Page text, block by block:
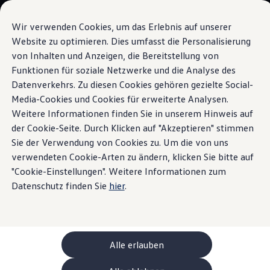
Wir verwenden Cookies, um das Erlebnis auf unserer
Website zu optimieren. Dies umfasst die Personalisierung
von Inhalten und Anzeigen, die Bereitstellung von
Funktionen für soziale Netzwerke und die Analyse des
Datenverkehrs. Zu diesen Cookies gehören gezielte Social-
Media-Cookies und Cookies für erweiterte Analysen.
Weitere Informationen finden Sie in unserem Hinweis auf
der Cookie-Seite. Durch Klicken auf "Akzeptieren" stimmen
Sie der Verwendung von Cookies zu. Um die von uns
verwendeten Cookie-Arten zu ändern, klicken Sie bitte auf
"Cookie-Einstellungen". Weitere Informationen zum
Datenschutz finden Sie hier.
Alle erlauben
Zum
Hauptinhalt
springen
Zum
Footer
springen
Ihre Konfiguration
Sondermodelle UNITED
Beratung und Kauf
Aktuelle Angebote
Geschäftskunden und Flotten
Sofort verfügbare Fahrzeuge
Occasionen
Finanzierung
Leasing-Rechner
Elektromobilität
Kosten und Finanzierung
Laden und Reichweite
Zuhause Laden
Unterwegs Laden
Bidirektionales Laden
Erneuerbare Energielösung: Helion
ChargeOn
Technologie und Batterie
Wie das Batteriesystem der ID. Modelle
Sprachassistenten
Sagen Sie Ihrem ID.
«Hallo!»